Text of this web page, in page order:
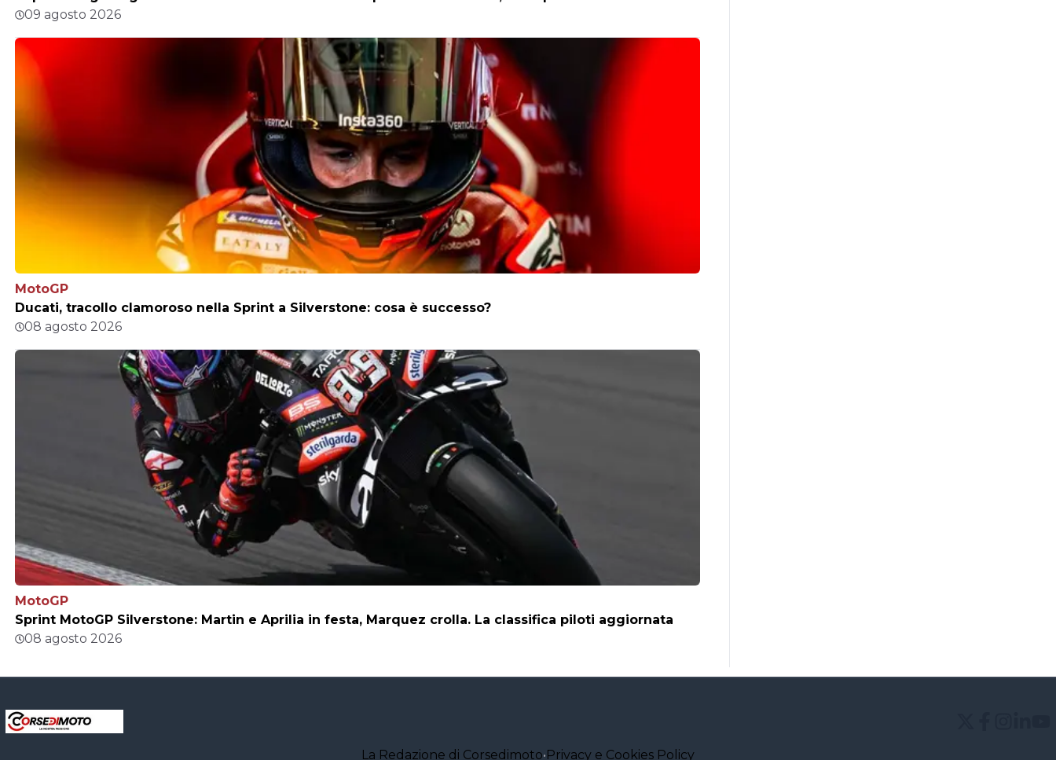
09 agosto 2026
MotoGP
Ducati, tracollo clamoroso nella Sprint a Silverstone: cosa è successo?
08 agosto 2026
MotoGP
Sprint MotoGP Silverstone: Martin e Aprilia in festa, Marquez crolla. La classifica piloti aggiornata
08 agosto 2026
La Redazione di Corsedimoto•Privacy e Cookies Policy